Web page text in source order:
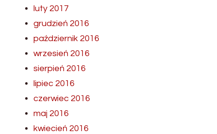
luty 2017
grudzień 2016
październik 2016
wrzesień 2016
sierpień 2016
lipiec 2016
czerwiec 2016
maj 2016
kwiecień 2016